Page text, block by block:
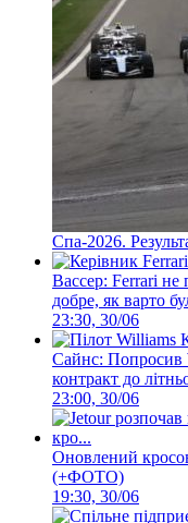
Спа-2026.
Вассер: Ferrari не
добре, як варто
23:30, 30/06
Сайнс: Попросив
контракт до
23:00, 30/06
Оновлений
(+ФОТО)
19:30, 30/06